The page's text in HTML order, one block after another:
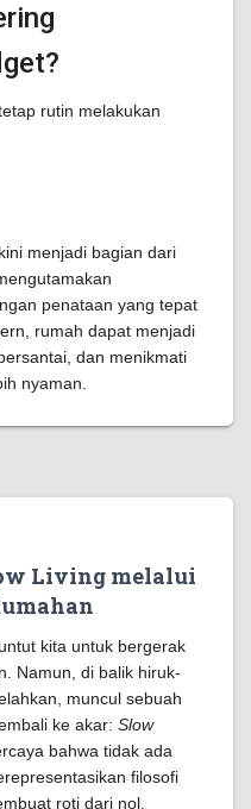
rutin melakukan
menjadi bagian dari
penataan yang tepat
rumah dapat menjadi
dan menikmati
nyaman.
Living melalui
kita untuk bergerak
Namun, di balik hiruk-
muncul sebuah
ke akar: Slow
bahwa tidak ada
filosofi
roti dari nol.